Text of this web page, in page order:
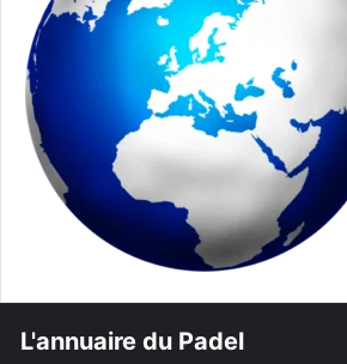
L'annuaire du Padel